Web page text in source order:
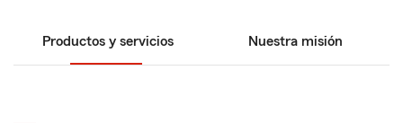
Productos y servicios Nuestra misión